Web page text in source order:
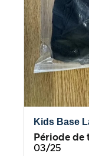
Kids Base
Période de
03/25